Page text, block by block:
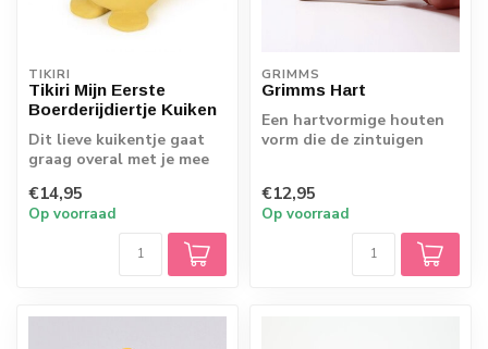
TIKIRI
Tikiri Mijn Eerste
Boerderijdiertje Kuiken
Dit lieve kuikentje gaat
graag overal met je mee
De b...
€14,95
Op voorraad
GRIMMS
Grimms Hart
Een hartvormige houten
vorm die de zintuigen
€12,95
Op voorraad